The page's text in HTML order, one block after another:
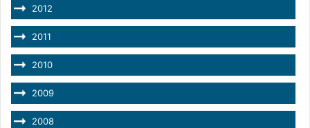
2012
2011
2010
2009
2008